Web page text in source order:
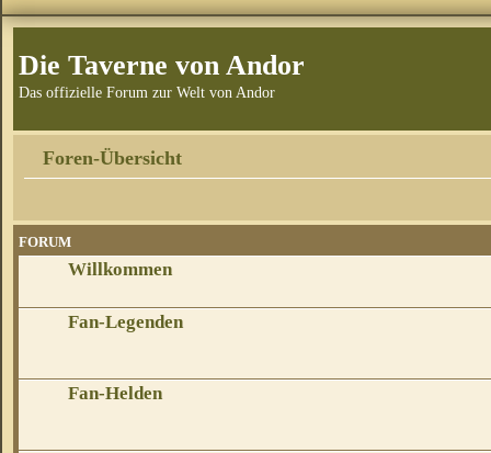
Die Taverne von Andor
Das offizielle Forum zur Welt von Andor
Foren-Übersicht
FORUM
Willkommen
Fan-Legenden
Fan-Helden